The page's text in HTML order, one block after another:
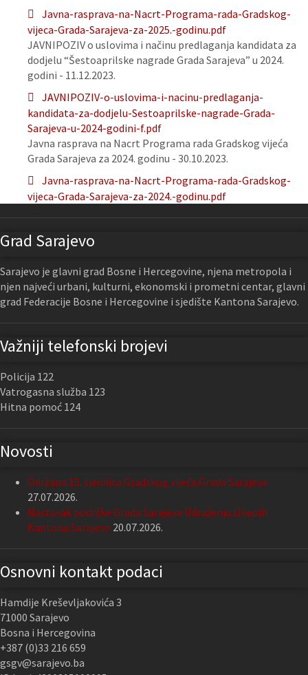
Javna-rasprava-na-Nacrt-Programa-rada-Gradskog-
vijeca-Grada-Sarajeva-za-2025.-godinu.pdf
JAVNIPOZIV o uslovima i načinu predlaganja kandidata za
dodjelu “Šestoaprilske nagrade Grada Sarajeva” u 2024.
godini - 11.12.2023.
JAVNIPOZIV-o-uslovima-i-nacinu-predlaganja-
kandidata-za-dodjelu-Sestoaprilske-nagrade-Grada-
Sarajeva-u-2024-godini-f.pdf
Javna rasprava na Nacrt Programa rada Gradskog vijeća
Grada Sarajeva za 2024. godinu - 30.10.2023.
Javna-rasprava-na-Nacrt-Programa-rada-Gradskog-
vijeca-Grada-Sarajeva-za-2024.-godinu.pdf
Grad Sarajevo
Sarajevo je glavni grad Bosne i Hercegovine, njena metropola i
njen najveći urbani, kulturni, ekonomski i prometni centar, glavni
grad Federacije Bosne i Hercegovine i sjedište Kantona Sarajevo.
Važniji telefonski brojevi
Policija 122
Vatrogasna služba 123
Hitna pomoć 124
Novosti
Održana 13. sjednica Gradskog vijeća Grada Sarajeva
27.07.2026.
Nastavak podrške Grada Sarajeva Udruženju slijepih
Kantona Sarajevo 20.07.2026.
Osnovni kontakt podaci
Hamdije Kreševljakovića 3
71000 Sarajevo
Bosna i Hercegovina
+387 (0)33 216 659
gsgv@sarajevo.ba